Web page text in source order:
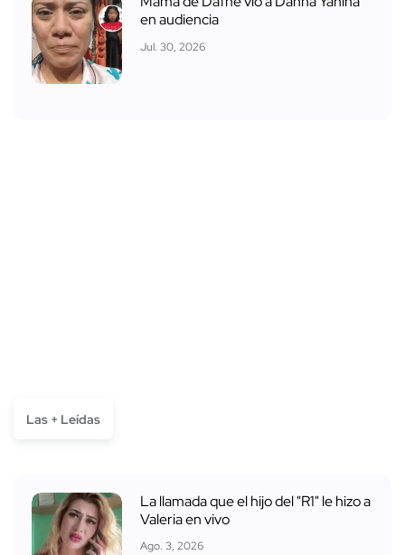
en audiencia
Jul. 30, 2026
Las + Leídas
La llamada que el hijo del "R1" le hizo a
Valeria en vivo
Ago. 3, 2026